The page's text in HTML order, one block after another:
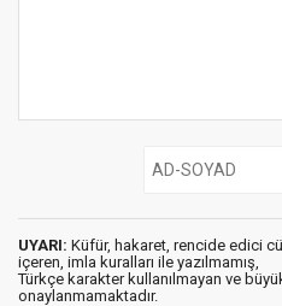
UYARI: Küfür, hakaret, rencide edici
içeren, imla kuralları ile yazılmamış,
Türkçe karakter kullanılmayan ve
onaylanmamaktadır.